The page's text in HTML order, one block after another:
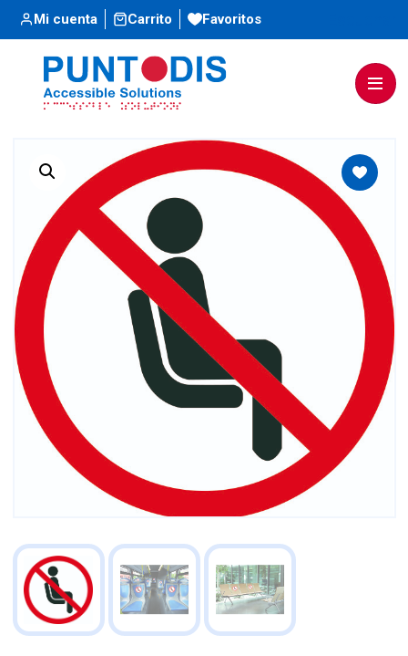
Mi cuenta Carrito Favoritos